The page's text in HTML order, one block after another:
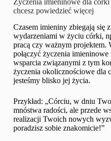
Życzenia imieninowe dla
chcesz powiedzieć więcej
Czasem imieniny zbiegają się
wydarzeniami w życiu córki,
pracą czy ważnym projektem.
połączyć życzenia
wsparcia związanymi z tym
życzenia okolicznościowe dla
jesteśmy blisko jej życia.
Przykład: „Córciu, w dniu
mnóstwa radości, ale przede
realizacji Twoich nowych
poradzisz sobie znakomicie!”